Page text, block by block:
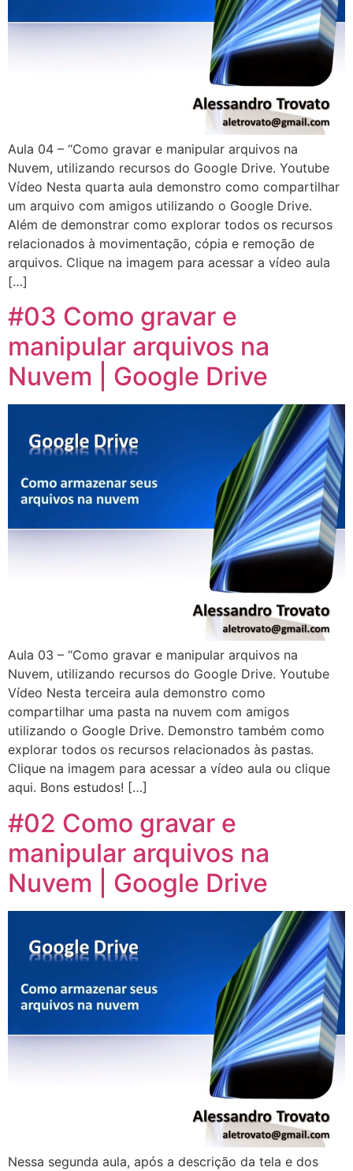
Aula 04 – “Como gravar e manipular arquivos na
Nuvem, utilizando recursos do Google Drive. Youtube
Vídeo Nesta quarta aula demonstro como compartilhar
um arquivo com amigos utilizando o Google Drive.
Além de demonstrar como explorar todos os recursos
relacionados à movimentação, cópia e remoção de
arquivos. Clique na imagem para acessar a vídeo aula
[…]
#03 Como gravar e
manipular arquivos na
Nuvem | Google Drive
Aula 03 – “Como gravar e manipular arquivos na
Nuvem, utilizando recursos do Google Drive. Youtube
Vídeo Nesta terceira aula demonstro como
compartilhar uma pasta na nuvem com amigos
utilizando o Google Drive. Demonstro também como
explorar todos os recursos relacionados às pastas.
Clique na imagem para acessar a vídeo aula ou clique
aqui. Bons estudos! […]
#02 Como gravar e
manipular arquivos na
Nuvem | Google Drive
Nessa segunda aula, após a descrição da tela e dos